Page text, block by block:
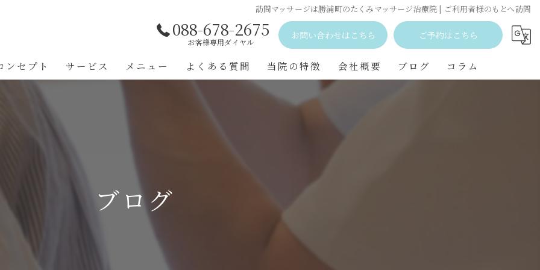
訪問マッサージは勝浦町のたくみマッサージ治療院 | ご利用者様のもとへ訪問
088-678-2675
お客様専用ダイヤル
お問い合わせはこちら ご予約はこちら
ンセプト サービス メニュー よくある質問 当院の特徴
石井町の訪問マッサージ
勝浦町の訪問マッサージ
北島町の訪問マッサージ
会社概要 ブログ コラム
ブログ